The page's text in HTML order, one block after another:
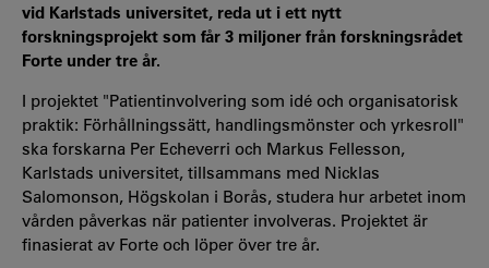
vid Karlstads universitet, reda ut i ett nytt
forskningsprojekt som får 3 miljoner från forskningsrådet
Forte under tre år.
I projektet "Patientinvolvering som idé och organisatorisk
praktik: Förhållningssätt, handlingsmönster och yrkesroll"
ska forskarna Per Echeverri och Markus Fellesson,
Karlstads universitet, tillsammans med Nicklas
Salomonson, Högskolan i Borås, studera hur arbetet inom
vården påverkas när patienter involveras. Projektet är
finasierat av Forte och löper över tre år.